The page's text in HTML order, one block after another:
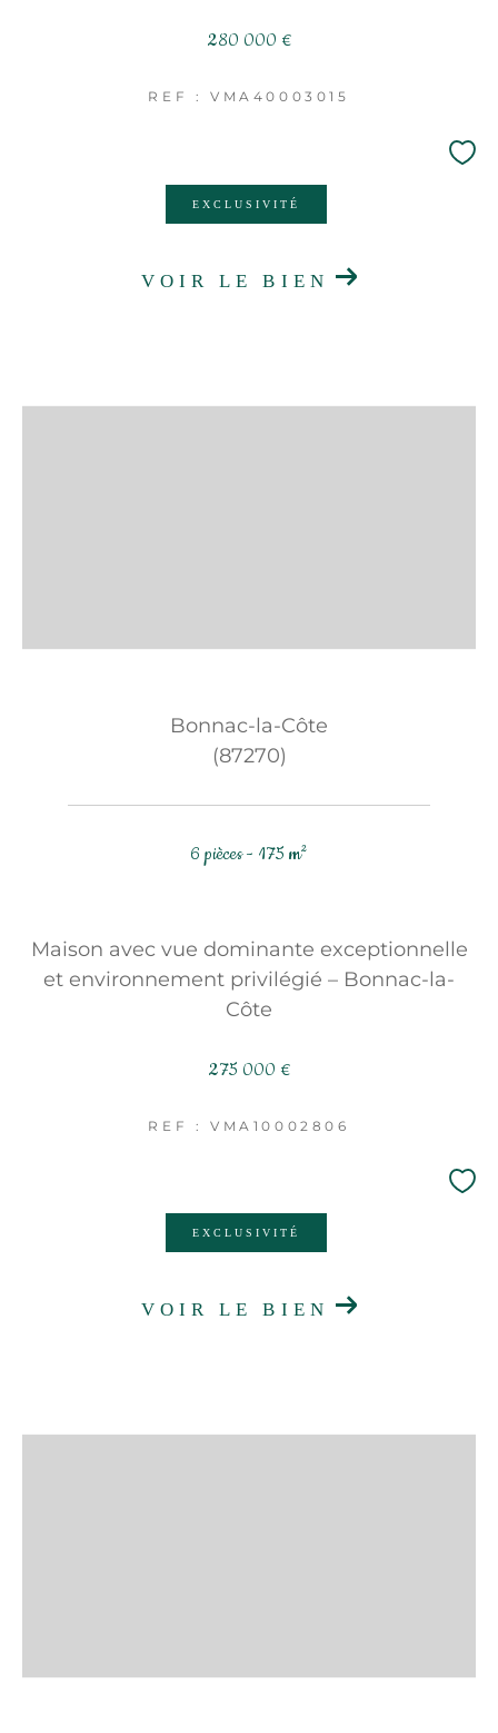
280 000 €
REF : VMA40003015
EXCLUSIVITÉ
VOIR LE BIEN
Bonnac-la-Côte
(87270)
6 pièces - 175 m²
Maison avec vue dominante exceptionnelle
et environnement privilégié – Bonnac-la-
Côte
275 000 €
REF : VMA10002806
EXCLUSIVITÉ
VOIR LE BIEN